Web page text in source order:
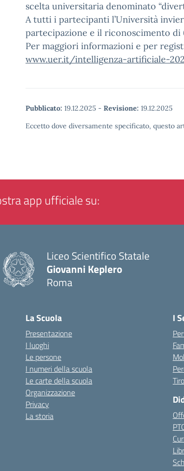
scelta universitaria denominato
A tutti i partecipanti l’Università
partecipazione e il riconoscimento di
Per maggiori informazioni e per
www.uer.it/intelligenza-artificiale-
Pubblicato: 19.12.2025 - Revisione: 19.12.2025
Eccetto dove diversamente specificato, questo
app ufficiale su:
Liceo Scientifico Statale
Giovanni Keplero
Roma
La Scuola
Presentazione
I luoghi
Le persone
I numeri della scuola
Le carte della scuola
Organizzazione
Privacy
La storia
I